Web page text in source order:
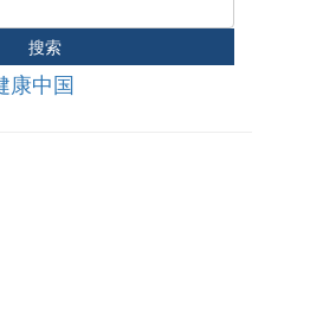
搜索
康中国